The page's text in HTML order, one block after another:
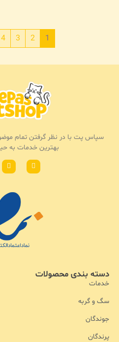
1
2
3
4
دسته بندی محصولات
خدمات
سگ و گربه
جوندگان
پرندگان
سپاس پت با در نظر گرفتن تمام
بهترین خدمات به